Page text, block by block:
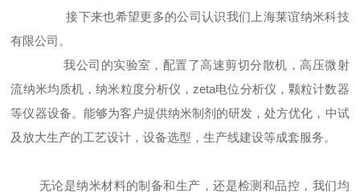
接下来也希望更多的公司认识我们 上海莱谊纳米科技
有限公司。
我公司的实验室，配置了高速剪切分散机，高压微射
流纳米均质机，纳米粒度分析仪，zeta电位分析仪，颗粒计数器
等仪器设备。能够为客户提供纳米制剂的研发，处方优化，中试
及放大生产的工艺设计，设备选型，生产线建设等成套服务。
无论是纳米材料的制备和生产，还是检测和品控，我们均